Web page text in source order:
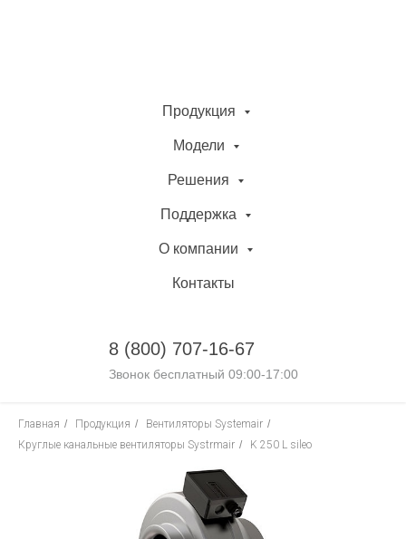
Продукция
Модели
Решения
Поддержка
О компании
Контакты
8 (800) 707-16-67
Звонок бесплатный 09:00-17:00
Главная / Продукция / Вентиляторы Systemair /
Круглые канальные вентиляторы Systrmair / K 250 L sileo